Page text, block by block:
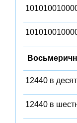
12440 в
12440 в